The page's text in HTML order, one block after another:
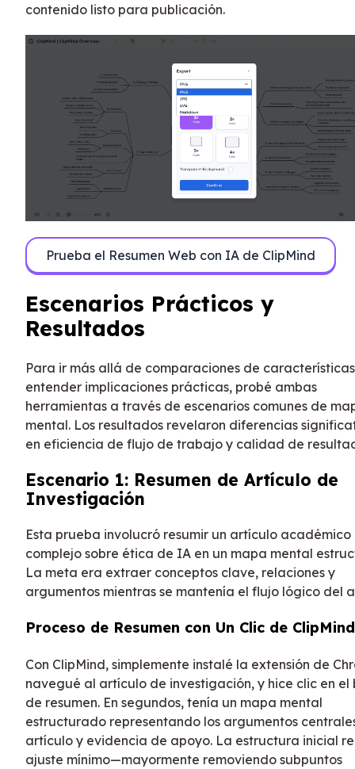
contenido listo para publicación.
Prueba el Resumen Web con IA de ClipMind
Escenarios Prácticos y
Resultados
Para ir más allá de comparaciones de
entender implicaciones prácticas, probé ambas
herramientas a través de escenarios comunes de
mental. Los resultados revelaron diferencias
en eficiencia de flujo de trabajo y calidad de
Escenario 1: Resumen de Artículo de
Investigación
Esta prueba involucró resumir un artículo académico
complejo sobre ética de IA en un mapa mental
La meta era extraer conceptos clave, relaciones y
argumentos mientras se mantenía el flujo lógico del
Proceso de Resumen con Un Clic de ClipMind
Con ClipMind, simplemente instalé la extensión de
navegué al artículo de investigación, y hice clic en el
de resumen. En segundos, tenía un mapa mental
estructurado representando los argumentos
artículo y evidencia de apoyo. La estructura inicial
ajuste mínimo—mayormente removiendo subpuntos